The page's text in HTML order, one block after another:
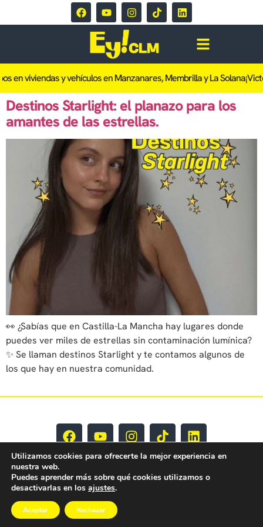
en viviendas y vehículos en Manzanares, Membrilla y La Solana
Destinos Starlight: el planazo para los
amantes de las estrellas.
👀 ¿Sabías que en Castilla-La Mancha hay lugares donde
puedes ver miles de estrellas sin contaminación lumínica?
✨ Se llaman destinos Starlight y te contamos algunos de
los que hay en nuestra comunidad.
EY CLM Todos los derechos reservados © 2025
Utilizamos cookies para ofrecerte la mejor experiencia en
nuestra web.
Puedes aprender más sobre qué cookies utilizamos o
desactivarlas en los ajustes.
Aceptar Rechazar